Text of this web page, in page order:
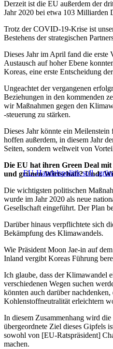
Derzeit ist die EU außerdem der
Jahr 2020 bei etwa 103 Milliarden
Trotz der COVID-19-Krise ist
Bestehens der strategischen
Dieses Jahr im April fand die erste
Austausch auf hoher Ebene
Koreas, eine erste Entscheidung
Ungeachtet der vergangenen
Beziehungen in den kommenden
wir Maßnahmen gegen den
-steuerung zu stärken.
Dieses Jahr könnte ein
hoffen außerdem, in diesem Jahr
Seiten, sondern weltweit von
EU-Handelspolitik soll
Die EU hat ihren Green Deal
und grünen Wirtschaft? Und:
Die wichtigsten politischen
wurde im Jahr 2020 als neue
Gesellschaft eingeführt. Der Plan
Darüber hinaus verpflichtete sich
Bekämpfung des Klimawandels.
Wie Präsident Moon Jae-in auf
Inland vergibt Koreas Führung
Ich glaube, dass der Klimawandel
verschiedenen Wegen suchen
könnten auch darüber
Kohlenstoffneutralität erleichtern
In diesem Zusammenhang wird
übergeordnete Ziel dieses Gipfels
sowohl von [EU-Ratspräsident]
machen.